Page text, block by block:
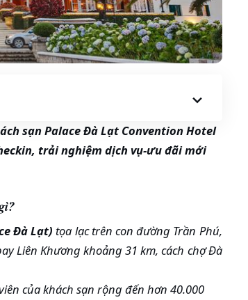
sạn Palace Đà Lạt Convention Hotel
trải nghiệm dịch vụ-ưu đãi mới
Đà Lạt) tọa lạc trên con đường Trần Phú,
Liên Khương khoảng 31 km, cách chợ Đà
của khách sạn rộng đến hơn 40.000